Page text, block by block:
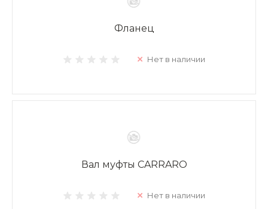
Фланец
Нет в наличии
Вал муфты CARRARO
Нет в наличии